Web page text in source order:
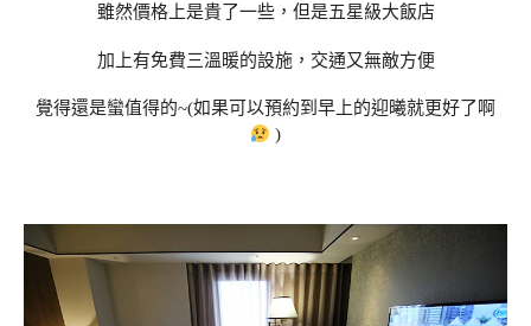
雖然價格上是貴了一些，但是五星級大飯店
加上有免費三溫暖的設施，交通又無敵方便
覺得還是蠻值得的~(如果可以預約到早上的迎曦就更好了啊
)